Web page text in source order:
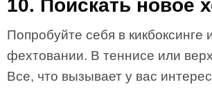
10. Поискать новое
Попробуйте себя в кикбоксинге
фехтовании. В теннисе или
Все, что вызывает у вас